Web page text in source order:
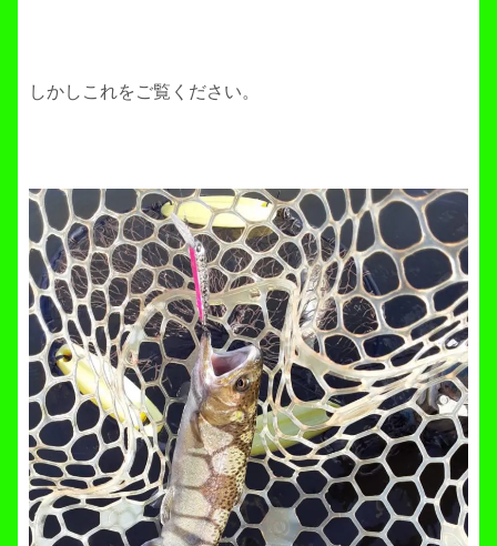
しかしこれをご覧ください。